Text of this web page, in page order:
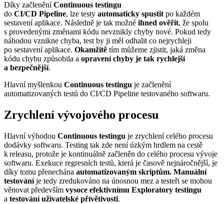
Díky začlenění Continuous testingu
do CI/CD Pipeline, lze testy automaticky spustitpo každém
sestavení aplikace. Následně je tak možné ihned ověřit, že spolu
s provedenými změnami kódu nevznikly chyby nové. Pokud tedy
náhodou vznikne chyba, test by ji měl odhalit co nejrychleji
po sestavení aplikace. Okamžitě tím můžeme zjistit, jaká změna
kódu chybu způsobila a opravení chyby je tak rychlejší
a bezpečnější.
Hlavní myšlenkou Continuous testingu je začlenění
automatizovaných testů do CI/CD Pipeline testovaného softwaru.
Zrychlení vývojového procesu
Hlavní výhodou Continuous testingu je zrychlení celého procesu
dodávky softwaru. Testing tak zde není úzkým hrdlem na cestě
k releasu, protože je kontinuálně začleněn do celého procesu vývoje
softwaru. Exekuce regresních testů, která je časově nejnáročnější, je
díky tomu přenechána automatizovaným skriptům. Manuální
testováníje tedy zredukováno na únosnou mez a testeři se mohou
věnovat především vysoce efektivnímu Exploratory testingu
a testování uživatelské přívětivosti.